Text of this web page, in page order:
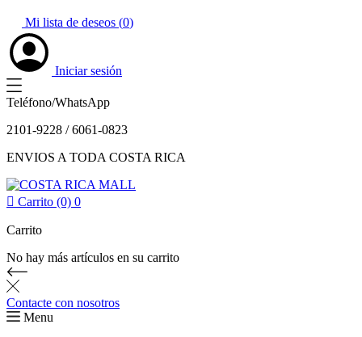
Mi lista de deseos (0)
Iniciar sesión
Teléfono/WhatsApp
2101-9228 / 6061-0823
ENVIOS A TODA COSTA RICA
 Carrito (0) 0
Carrito
No hay más artículos en su carrito
Contacte con nosotros
Menu